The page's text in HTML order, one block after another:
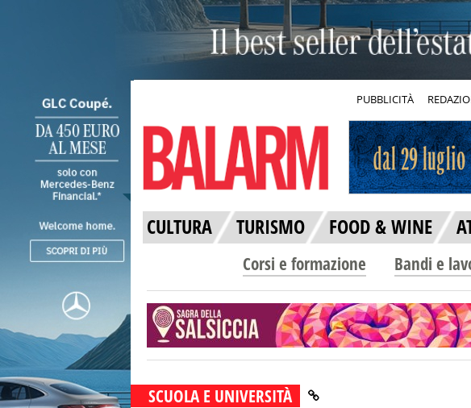
PUBBLICITÀ
CULTURA TURISMO FOOD & WINE
Corsi e formazione Bandi e
SCUOLA E UNIVERSITÀ